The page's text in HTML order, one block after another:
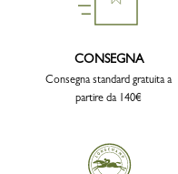
CONSEGNA
Consegna standard gratuita a
partire da 140€